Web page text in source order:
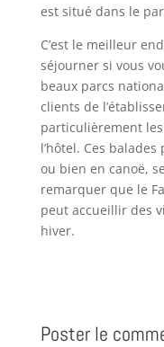
est situé dans le
C’est le meilleur
séjourner si vous
beaux parcs
clients de
particulièrement
l’hôtel. Ces
ou bien en canoë,
remarquer que le
peut accueillir des
hiver.
Poster le